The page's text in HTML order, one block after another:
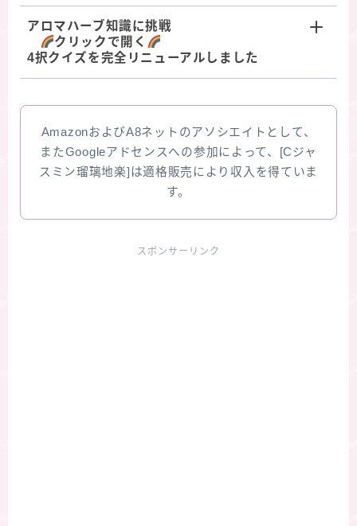
アロマハーブ知識に挑戦
クリックで開く
4択クイズを完全リニューアルしました
AmazonおよびA8ネットのアソシエイトとして、
またGoogleアドセンスへの参加によって、[Cジャ
スミン瑠璃地楽]は適格販売により収入を得ていま
す。
スポンサーリンク